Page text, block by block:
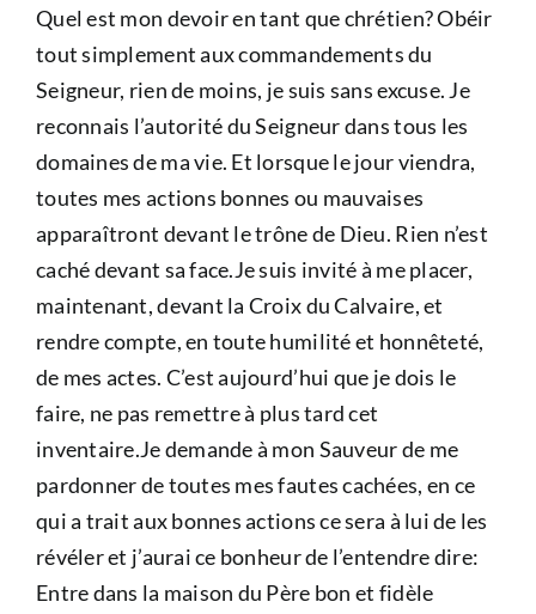
Quel est mon devoir en tant que chrétien? Obéir
tout simplement aux commandements du
Seigneur, rien de moins, je suis sans excuse. Je
reconnais l’autorité du Seigneur dans tous les
domaines de ma vie. Et lorsque le jour viendra,
toutes mes actions bonnes ou mauvaises
apparaîtront devant le trône de Dieu. Rien n’est
caché devant sa face.Je suis invité à me placer,
maintenant, devant la Croix du Calvaire, et
rendre compte, en toute humilité et honnêteté,
de mes actes. C’est aujourd’hui que je dois le
faire, ne pas remettre à plus tard cet
inventaire.Je demande à mon Sauveur de me
pardonner de toutes mes fautes cachées, en ce
qui a trait aux bonnes actions ce sera à lui de les
révéler et j’aurai ce bonheur de l’entendre dire:
Entre dans la maison du Père bon et fidèle